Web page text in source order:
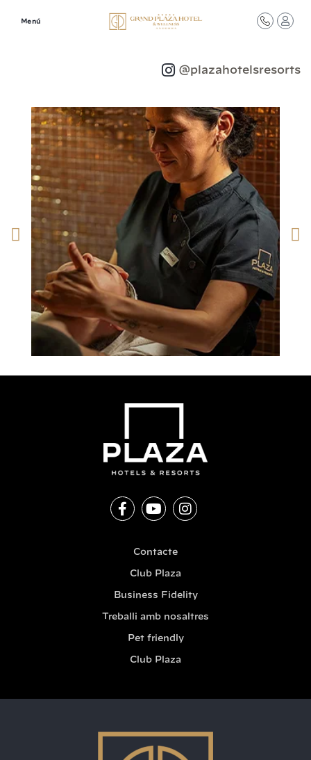
Menú
Síguenos en redes
@plazahotelsresorts
Contacte
Club Plaza
Business Fidelity
Treballi amb nosaltres
Pet friendly
Club Plaza